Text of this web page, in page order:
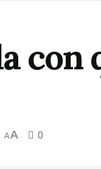
con
AA 0